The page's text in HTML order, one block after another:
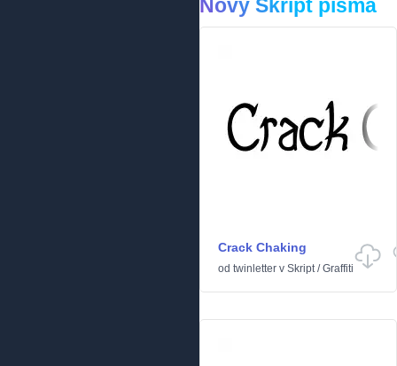
Nový Skript písma
Crack Chaking
od twinletter v Skript/Graffiti